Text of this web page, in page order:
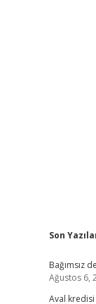
Son
Bağımsız
Ağustos 6,
Aval